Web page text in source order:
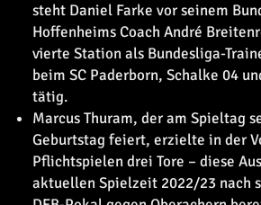
steht Daniel Farke vor seinem
Hoffenheims Coach André
vierte Station als Bundesliga-
beim SC Paderborn, Schalke 04
tätig.
Marcus Thuram, der am Spieltag
Geburtstag feiert, erzielte in der
Pflichtspielen drei Tore – diese
aktuellen Spielzeit 2022/23 nach